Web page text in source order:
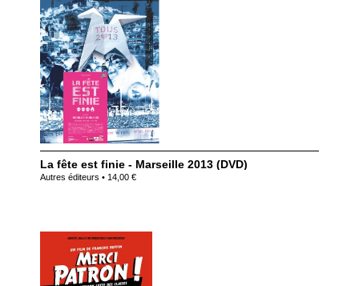
La fête est finie - Marseille 2013 (DVD)
Autres éditeurs • 14,00 €